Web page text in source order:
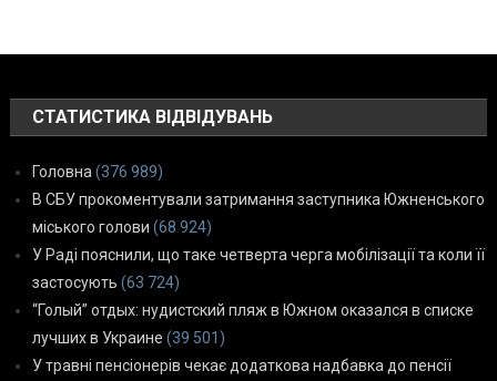
СТАТИСТИКА ВІДВІДУВАНЬ
Головна (376 989)
В СБУ прокоментували затримання заступника Южненського
міського голови (68 924)
У Раді пояснили, що таке четверта черга мобілізації та коли її
застосують (63 724)
“Голый” отдых: нудистский пляж в Южном оказался в списке
лучших в Украине (39 501)
У травні пенсіонерів чекає додаткова надбавка до пенсії